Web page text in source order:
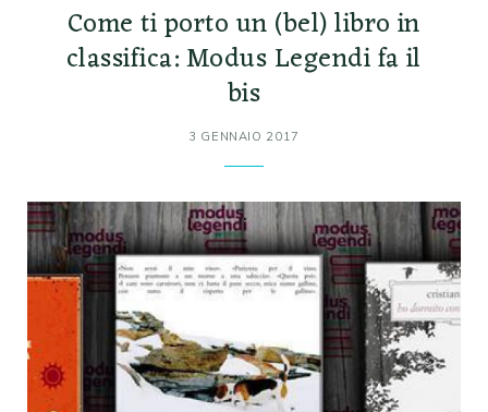
Come ti porto un (bel) libro in
classifica: Modus Legendi fa il
bis
3 GENNAIO 2017